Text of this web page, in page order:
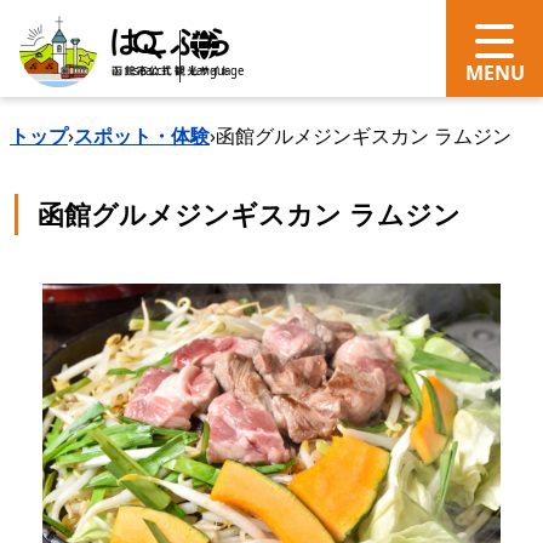
search Language
トップ›スポット・体験›函館グルメジンギスカン ラムジン
函館グルメジンギスカン ラムジン